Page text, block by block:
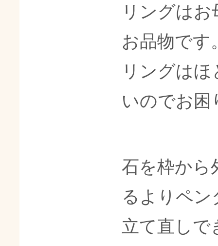
リングは
お品物です
リングは
いのでお困
石を枠から
るよりペ
立て直しで